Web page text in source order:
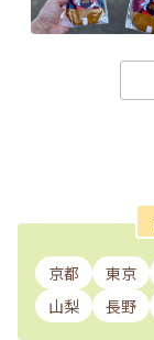
京都 東京
山梨
長野